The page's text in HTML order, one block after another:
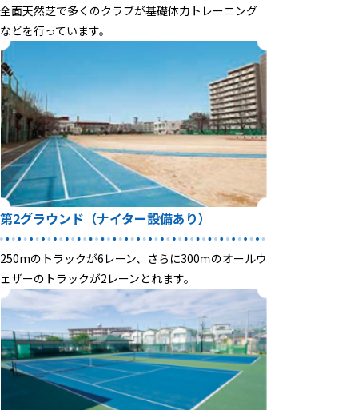
全面天然芝で多くのクラブが基礎体力トレーニング
などを行っています。
第2グラウンド （ナイター設備あり）
250mのトラックが6レーン、さらに300ｍのオールウ
ェザーのトラックが2レーンとれます。